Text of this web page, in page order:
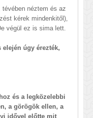
néztem és az
kérek mindenkitől),
végül ez is sima lett.
úgy érezték,
és a legközelebbi
a görögök ellen, a
idővel előtte mit